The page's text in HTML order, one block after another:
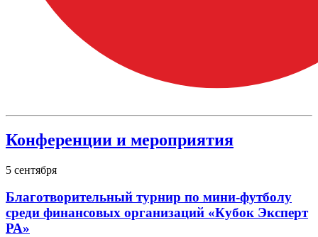
Конференции и мероприятия
5 сентября
Благотворительный турнир по мини-футболу
среди финансовых организаций «Кубок Эксперт
РА»